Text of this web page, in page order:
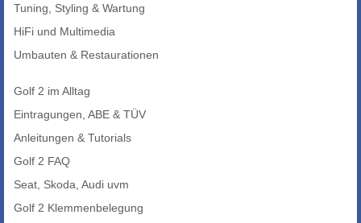
Tuning, Styling & Wartung
HiFi und Multimedia
Umbauten & Restaurationen
Golf 2 im Alltag
Eintragungen, ABE & TÜV
Anleitungen & Tutorials
Golf 2 FAQ
Seat, Skoda, Audi uvm
Golf 2 Klemmenbelegung